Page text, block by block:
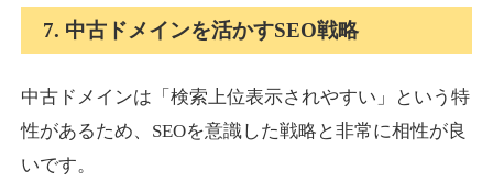
7. 中古ドメインを活かすSEO戦略
中古ドメインは「検索上位表示されやすい」という特
性があるため、SEOを意識した戦略と非常に相性が良
いです。